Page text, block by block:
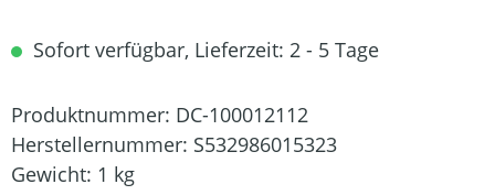
Sofort verfügbar, Lieferzeit: 2 - 5 Tage
Produktnummer: DC-100012112
Herstellernummer: S532986015323
Gewicht: 1 kg